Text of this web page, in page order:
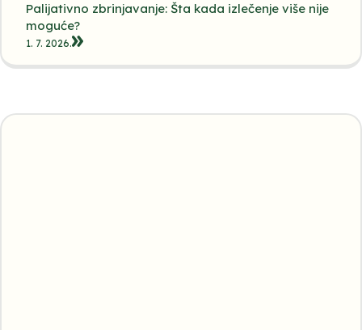
Palijativno zbrinjavanje: Šta kada izlečenje više nije
moguće?
1. 7. 2026.